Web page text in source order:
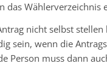
das Wählerverzeichnis
nicht selbst
sein, wenn die
Person muss dann